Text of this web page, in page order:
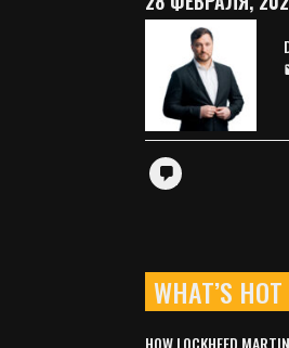
WHAT’S HOT
HOW LOCKHEED